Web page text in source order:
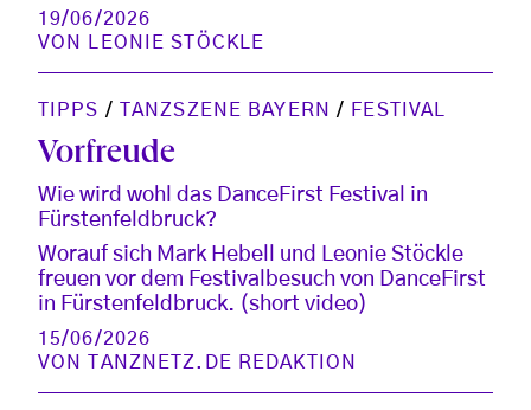
19/06/2026
VON
LEONIE STÖCKLE
TIPPS / TANZSZENE BAYERN / FESTIVAL
Vorfreude
Wie wird wohl das DanceFirst Festival in
Fürstenfeldbruck?
Worauf sich Mark Hebell und Leonie Stöckle
freuen vor dem Festivalbesuch von DanceFirst
in Fürstenfeldbruck. (short video)
15/06/2026
VON
TANZNETZ.DE REDAKTION